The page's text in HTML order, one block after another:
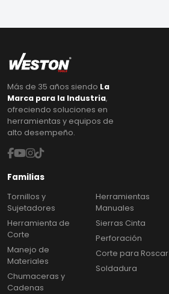
Más de 35 años siendo La
Marca para la Industria,
ofreciendo soluciones en
herramientas y equipos de
alto desempeño.
Familias
Tornillos y
Sujetadores
Herramienta de
Corte
Manejo de
Materiales
Chumaceras y
Cadenas
Herramientas
Manuales
Sierras Cinta
Perforación
Corte para Roscar
Soldadura